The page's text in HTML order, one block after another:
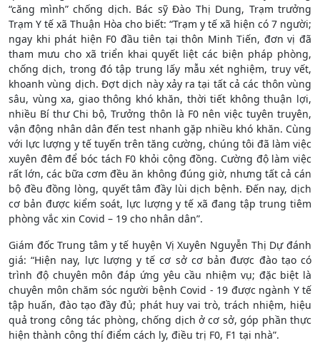
“căng mình” chống dịch. Bác sỹ Đào Thị Dung, Trạm trưởng
Trạm Y tế xã Thuận Hòa cho biết: “Trạm y tế xã hiện có 7 người;
ngay khi phát hiện F0 đầu tiên tại thôn Minh Tiến, đơn vị đã
tham mưu cho xã triển khai quyết liệt các biện pháp phòng,
chống dịch, trong đó tập trung lấy mẫu xét nghiệm, truy vết,
khoanh vùng dịch. Đợt dịch này xảy ra tại tất cả các thôn vùng
sâu, vùng xa, giao thông khó khăn, thời tiết không thuận lợi,
nhiều Bí thư Chi bộ, Trưởng thôn là F0 nên việc tuyên truyên,
vận động nhân dân đến test nhanh gặp nhiều khó khăn. Cùng
với lực lượng y tế tuyến trên tăng cường, chúng tôi đã làm việc
xuyên đêm để bóc tách F0 khỏi cộng đồng. Cường độ làm việc
rất lớn, các bữa cơm đều ăn không đúng giờ, nhưng tất cả cán
bộ đều đồng lòng, quyết tâm đầy lùi dịch bệnh. Đến nay, dịch
cơ bản được kiểm soát, lực lượng y tế xã đang tập trung tiêm
phòng vắc xin Covid – 19 cho nhân dân”.
Giám đốc Trung tâm y tế huyện Vị Xuyên Nguyễn Thị Dự đánh
giá: “Hiện nay, lực lượng y tế cơ sở cơ bản được đào tạo có
trình độ chuyên môn đáp ứng yêu cầu nhiệm vụ; đặc biệt là
chuyên môn chăm sóc người bệnh Covid - 19 được ngành Y tế
tập huấn, đào tạo đầy đủ; phát huy vai trò, trách nhiệm, hiệu
quả trong công tác phòng, chống dịch ở cơ sở, góp phần thực
hiện thành công thí điểm cách ly, điều trị F0, F1 tại nhà”.